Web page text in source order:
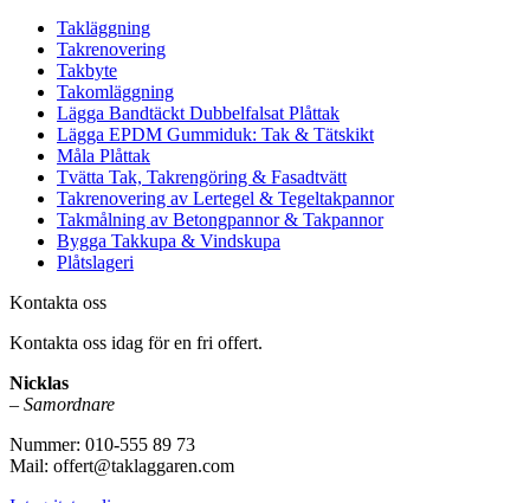
Takläggning
Takrenovering
Takbyte
Takomläggning
Lägga Bandtäckt Dubbelfalsat Plåttak
Lägga EPDM Gummiduk: Tak & Tätskikt
Måla Plåttak
Tvätta Tak, Takrengöring & Fasadtvätt
Takrenovering av Lertegel & Tegeltakpannor
Takmålning av Betongpannor & Takpannor
Bygga Takkupa & Vindskupa
Plåtslageri
Kontakta oss
Kontakta oss idag för en fri offert.
Nicklas
– Samordnare
Nummer: 010-555 89 73
Mail: offert@taklaggaren.com